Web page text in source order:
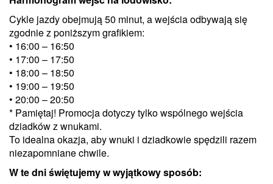
Cykle jazdy obejmują 50 minut, a wejścia odbywają się
zgodnie z poniższym grafikiem:
• 16:00 – 16:50
• 17:00 – 17:50
• 18:00 – 18:50
• 19:00 – 19:50
• 20:00 – 20:50
* Pamiętaj! Promocja dotyczy tylko wspólnego wejścia
dziadków z wnukami.
To idealna okazja, aby wnuki i dziadkowie spędzili razem
niezapomniane chwile.
W te dni świętujemy w wyjątkowy sposób: